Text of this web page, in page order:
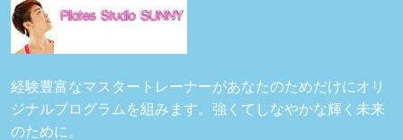
経験豊富なマスタートレーナーがあなたのためだけにオリ
ジナルプログラムを組みます。強くてしなやかな輝く未来
のために。